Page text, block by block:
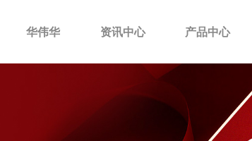
华伟华 资讯中心 产品中心